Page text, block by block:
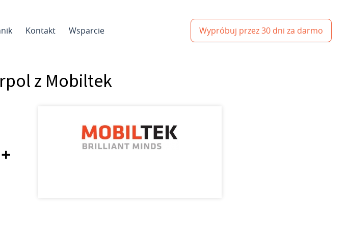
Kontakt Wsparcie Wypróbuj przez 30 dni za darmo
z Mobiltek
+